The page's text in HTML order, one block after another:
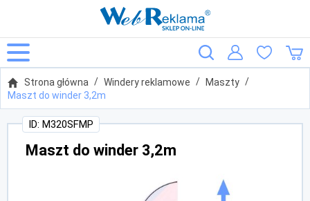
Strona główna Windery reklamowe
Maszty
Maszt do winder 3,2m
Maszt do winder 3,2m
ID: M320SFMP